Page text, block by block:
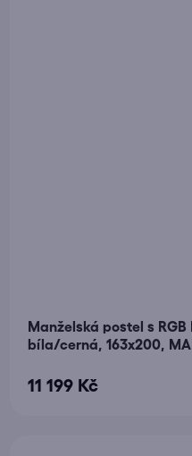
Manželská postel s RGB
bíla/cerná, 163x200,
11 199 Kč